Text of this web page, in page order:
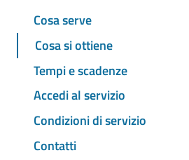
Cosa serve
Cosa si ottiene
Tempi e scadenze
Accedi al servizio
Condizioni di servizio
Contatti